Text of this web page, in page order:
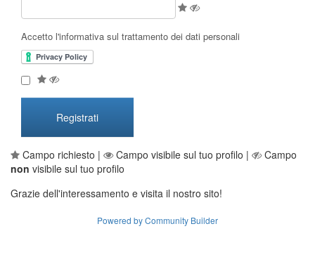
Accetto l'informativa sul trattamento dei dati personali
Campo richiesto | Campo visibile sul tuo profilo |
Campo
non visibile sul tuo profilo
Grazie dell'interessamento e visita il nostro sito!
Powered by Community Builder